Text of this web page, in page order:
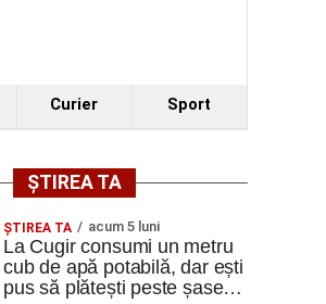
Curier Sport
ȘTIREA TA
ȘTIREA TA acum 5 luni
La Cugir consumi un metru
cub de apă potabilă, dar ești
pus să plătești peste șase…